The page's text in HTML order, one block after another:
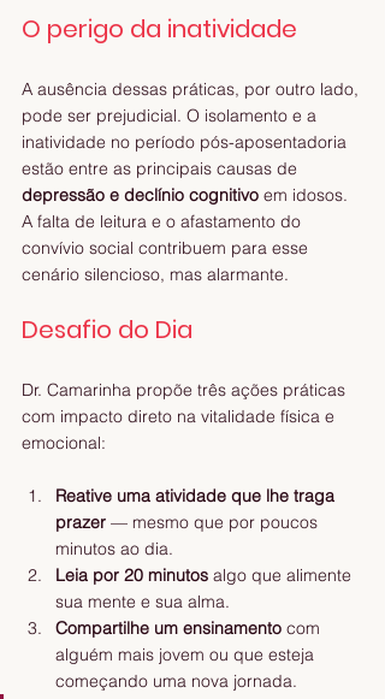
O perigo da inatividade
A ausência dessas práticas, por outro lado,
pode ser prejudicial. O isolamento e a
inatividade no período pós-aposentadoria
estão entre as principais causas de
depressão e declínio cognitivo em idosos.
A falta de leitura e o afastamento do
convívio social contribuem para esse
cenário silencioso, mas alarmante.
Desafio do Dia
Dr. Camarinha propõe três ações práticas
com impacto direto na vitalidade física e
emocional:
Reative uma atividade que lhe traga
prazer — mesmo que por poucos
minutos ao dia.
Leia por 20 minutos algo que alimente
sua mente e sua alma.
Compartilhe um ensinamento com
alguém mais jovem ou que esteja
começando uma nova jornada.